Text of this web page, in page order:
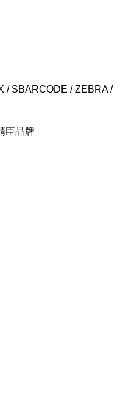
/ SBARCODE / ZEBRA /
臣品牌